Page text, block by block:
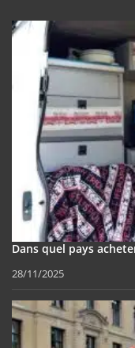
Dans quel pays
28/11/2025